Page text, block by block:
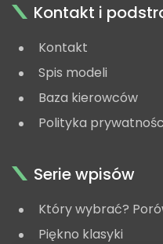
Kontakt i
Kontakt
Spis modeli
Baza kierowców
Polityka
Serie wpisów
Który wybrać?
Piękno klasyki